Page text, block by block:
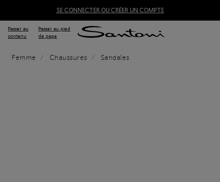
SE CONNECTER OU CRÉER UN COMPTE
Passer au
contenu
Passer au pied
de page
Femme Chaussures Sandales